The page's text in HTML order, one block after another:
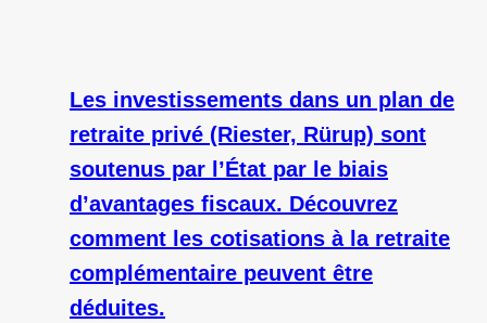
Les investissements dans un plan de
retraite privé (Riester, Rürup) sont
soutenus par l’État par le biais
d’avantages fiscaux. Découvrez
comment les cotisations à la retraite
complémentaire peuvent être
déduites.